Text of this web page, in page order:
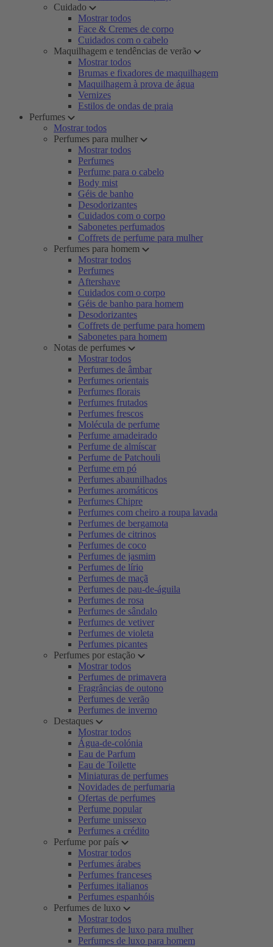
Cuidado
Mostrar todos
Face & Cremes de corpo
Cuidados com o cabelo
Maquilhagem e tendências de verão
Mostrar todos
Brumas e fixadores de maquilhagem
Maquilhagem à prova de água
Vernizes
Estilos de ondas de praia
Perfumes
Mostrar todos
Perfumes para mulher
Mostrar todos
Perfumes
Perfume para o cabelo
Body mist
Géis de banho
Desodorizantes
Cuidados com o corpo
Sabonetes perfumados
Coffrets de perfume para mulher
Perfumes para homem
Mostrar todos
Perfumes
Aftershave
Cuidados com o corpo
Géis de banho para homem
Desodorizantes
Coffrets de perfume para homem
Sabonetes para homem
Notas de perfumes
Mostrar todos
Perfumes de âmbar
Perfumes orientais
Perfumes florais
Perfumes frutados
Perfumes frescos
Molécula de perfume
Perfume amadeirado
Perfume de almíscar
Perfume de Patchouli
Perfume em pó
Perfumes abaunilhados
Perfumes aromáticos
Perfumes Chipre
Perfumes com cheiro a roupa lavada
Perfumes de bergamota
Perfumes de citrinos
Perfumes de coco
Perfumes de jasmim
Perfumes de lírio
Perfumes de maçã
Perfumes de pau-de-águila
Perfumes de rosa
Perfumes de sândalo
Perfumes de vetiver
Perfumes de violeta
Perfumes picantes
Perfumes por estação
Mostrar todos
Perfumes de primavera
Fragrâncias de outono
Perfumes de verão
Perfumes de inverno
Destaques
Mostrar todos
Água-de-colónia
Eau de Parfum
Eau de Toilette
Miniaturas de perfumes
Novidades de perfumaria
Ofertas de perfumes
Perfume popular
Perfume unissexo
Perfumes a crédito
Perfume por país
Mostrar todos
Perfumes árabes
Perfumes franceses
Perfumes italianos
Perfumes espanhóis
Perfumes de luxo
Mostrar todos
Perfumes de luxo para mulher
Perfumes de luxo para homem